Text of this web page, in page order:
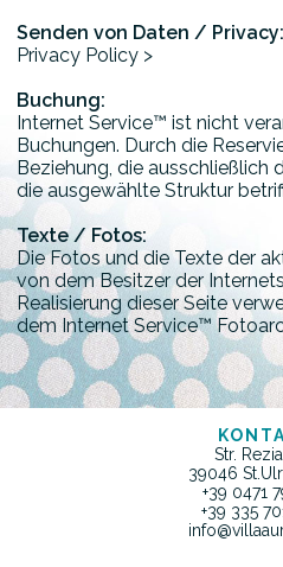
Senden von Daten / Privacy:
Privacy Policy >
Buchung:
Internet Service™ ist nicht
Buchungen. Durch die
Beziehung, die ausschließlich
die ausgewählte Struktur
Texte / Fotos:
Die Fotos und die Texte der
von dem Besitzer der
Realisierung dieser Seite
dem Internet Service™
Str.
39046
+39 0471
+39 335